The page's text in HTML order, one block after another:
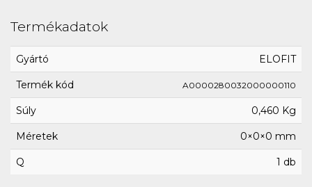
Termékadatok
Gyártó ELOFIT
Termék kód A0000280032000000110
Súly 0,460 Kg
Méretek 0×0×0 mm
Q 1 db